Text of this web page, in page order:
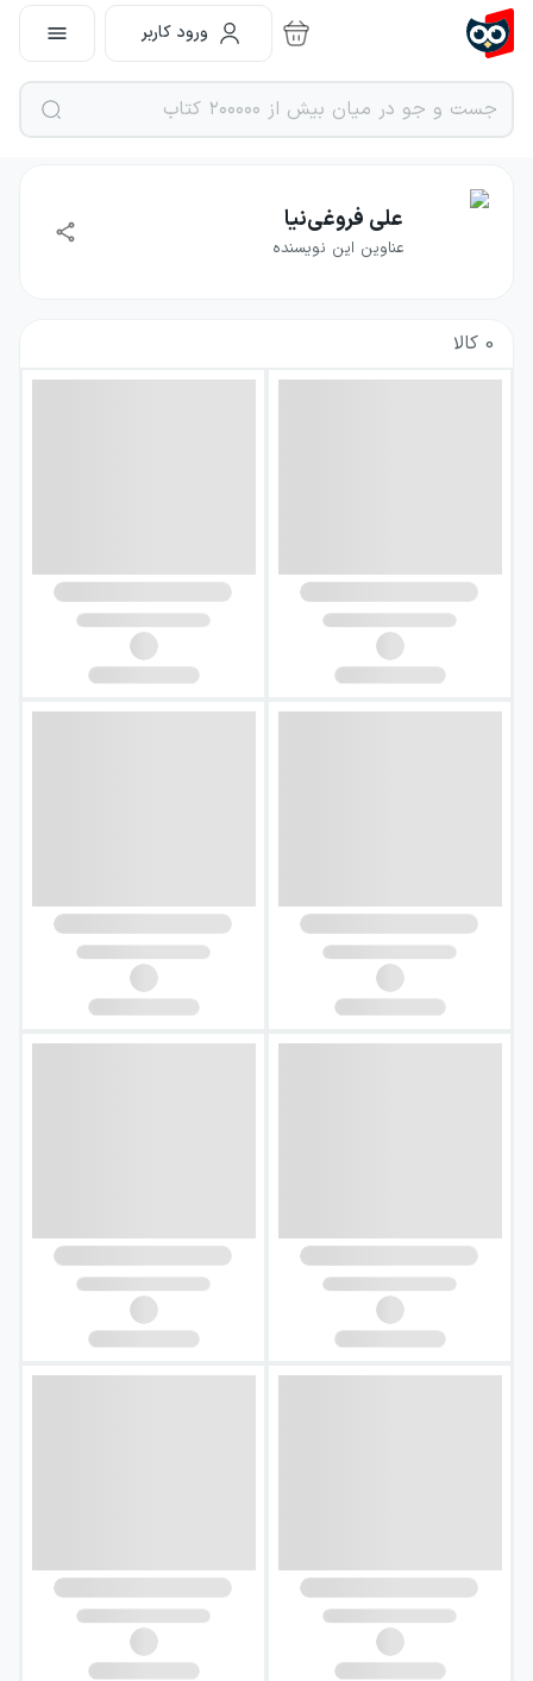
ورود کاربر
علی فروغی‌نیا
عناوین این نویسنده
0 کالا